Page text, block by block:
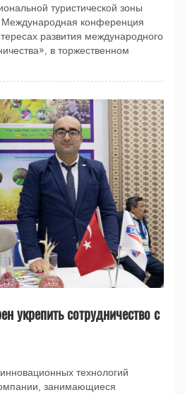
туристической зоны
Международная конференция
развития международного
в торжественном
укрепить сотрудничество с
технологий
занимающиеся